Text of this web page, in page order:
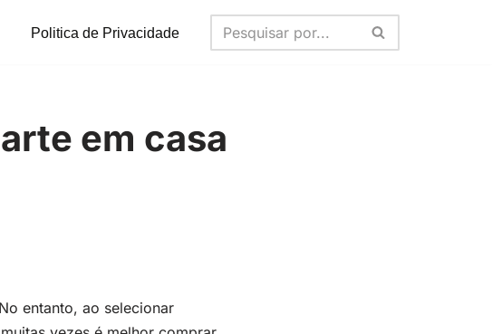
Politica de Privacidade
em casa
entanto, ao selecionar